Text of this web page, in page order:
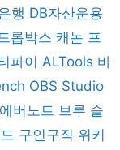
행 DB자산운용
롭박스 캐논 프
파이 ALTools 바
OBS Studio
에버노트 브루 슬
구인구직 위키